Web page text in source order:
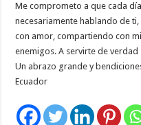
Me comprometo a que cada
necesariamente hablando de
con amor, compartiendo con
enemigos. A servirte de
Un abrazo grande y
Ecuador